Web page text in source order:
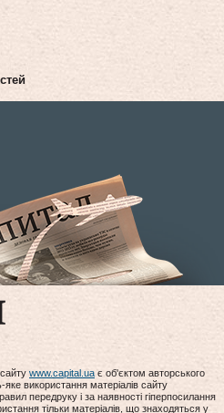
www.capital.ua є об'єктом авторського
використання матеріалів сайту
передруку і за наявності гіперпосилання
тільки матеріалів, що знаходяться у